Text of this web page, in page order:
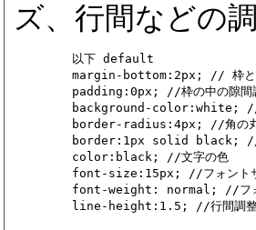
ズ、行間などの